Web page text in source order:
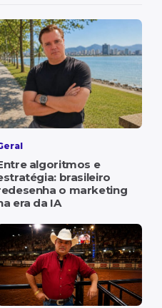
algoritmos e
brasileiro
o marketing
era da IA